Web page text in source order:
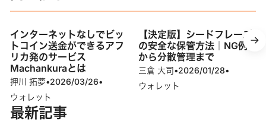
インターネットなしでビッ
トコイン送金ができるアフ
リカ発のサービス
Machankuraとは
押川 拓夢•2026/03/26•
ウォレット
【決定版】シードフレーズ
の安全な保管方法｜NG例
から分散管理まで
三倉 大司•2026/01/28•
ウォレット
最新記事